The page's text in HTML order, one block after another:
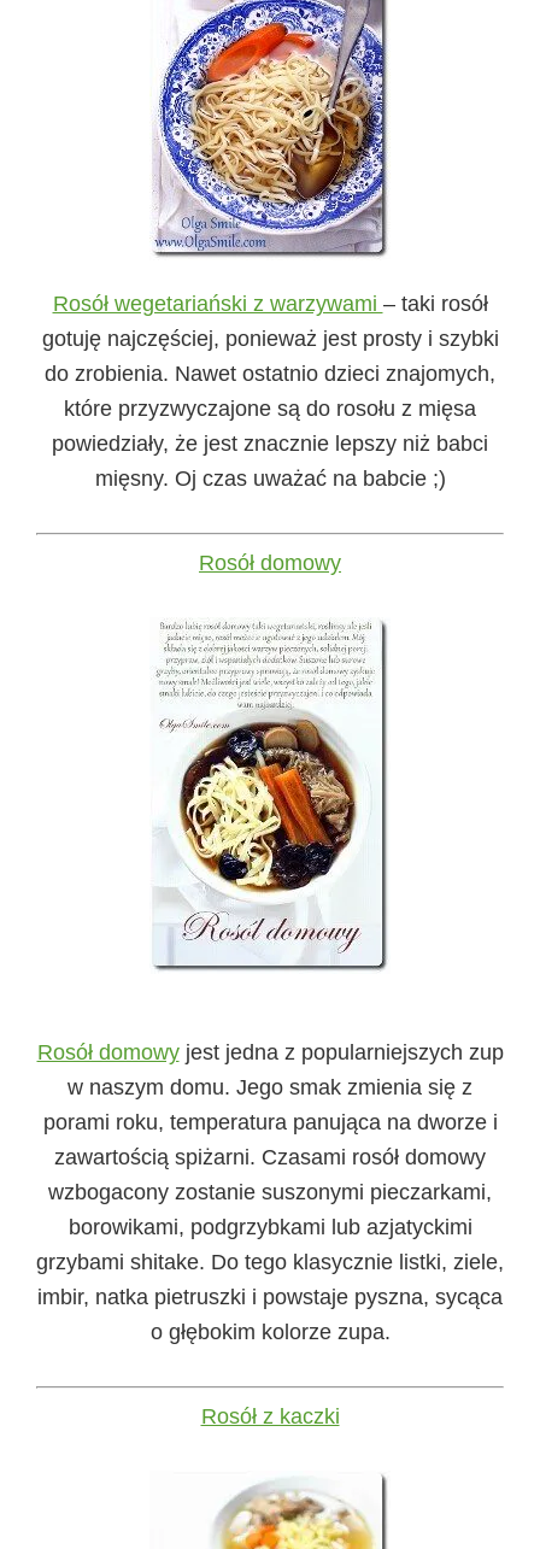
Rosół wegetariański z warzywami – taki rosół
gotuję najczęściej, ponieważ jest prosty i szybki
do zrobienia. Nawet ostatnio dzieci znajomych,
które przyzwyczajone są do rosołu z mięsa
powiedziały, że jest znacznie lepszy niż babci
mięsny. Oj czas uważać na babcie ;)
Rosół domowy
Rosół domowyjest jedna z popularniejszych zup
w naszym domu. Jego smak zmienia się z
porami roku, temperatura panująca na dworze i
zawartością spiżarni. Czasami rosół domowy
wzbogacony zostanie suszonymi pieczarkami,
borowikami, podgrzybkami lub azjatyckimi
grzybami shitake. Do tego klasycznie listki, ziele,
imbir, natka pietruszki i powstaje pyszna, sycąca
o głębokim kolorze zupa.
Rosół z kaczki